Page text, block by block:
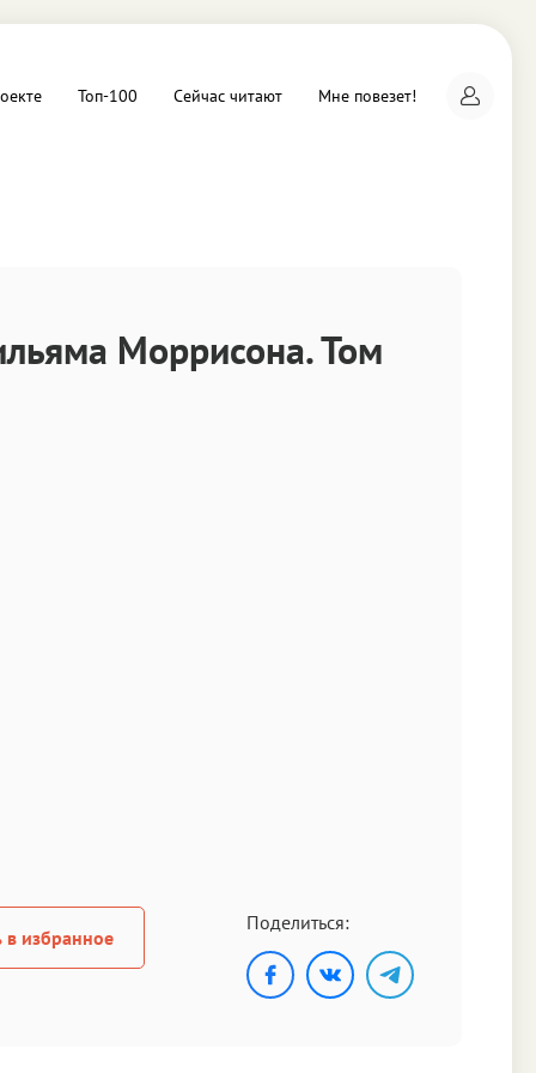
Топ-100 Сейчас читают Мне повезет!
Моррисона. Том
в избранное
Поделиться: